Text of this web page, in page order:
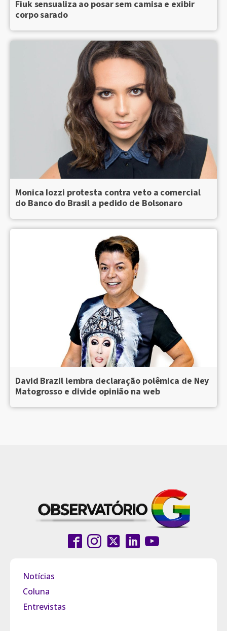
Fiuk sensualiza ao posar sem camisa e exibir
corpo sarado
Monica Iozzi protesta contra veto a comercial
do Banco do Brasil a pedido de Bolsonaro
David Brazil lembra declaração polêmica de Ney
Matogrosso e divide opinião na web
Notícias
Coluna
Entrevistas